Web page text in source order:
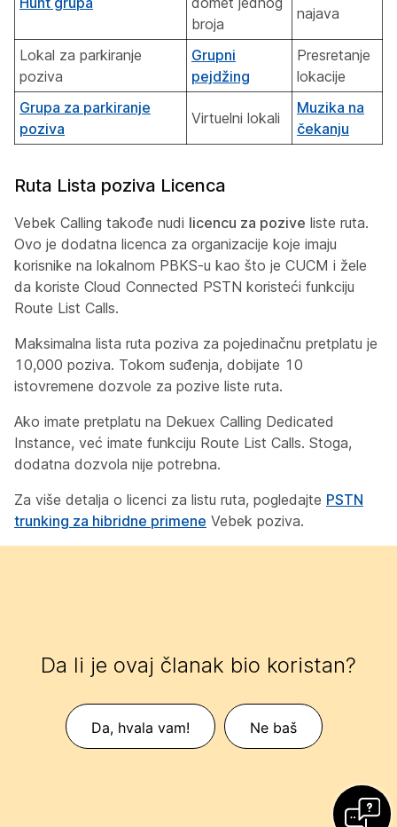
broja
najava
Lokal za parkiranje
poziva
Grupni
pejdžing
Presretanje
lokacije
Grupa za parkiranje
poziva
Virtuelni lokali
Muzika na
čekanju
Ruta Lista poziva Licenca
Vebek Calling takođe nudi licencu za pozive liste ruta.
Ovo je dodatna licenca za organizacije koje imaju
korisnike na lokalnom PBKS-u kao što je CUCM i žele
da koriste Cloud Connected PSTN koristeći funkciju
Route List Calls.
Maksimalna lista ruta poziva za pojedinačnu pretplatu je
10,000 poziva. Tokom suđenja, dobijate 10
istovremene dozvole za pozive liste ruta.
Ako imate pretplatu na Dekuex Calling Dedicated
Instance, već imate funkciju Route List Calls. Stoga,
dodatna dozvola nije potrebna.
Za više detalja o licenci za listu ruta, pogledajte PSTN
trunking za hibridne primene Vebek poziva.
Da li je ovaj članak bio koristan?
Da, hvala vam! Ne baš